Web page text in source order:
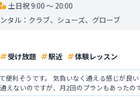
土日祝 9:00 〜 20:00
タル： クラブ、シューズ、グローブ
受け放題 駅近 体験レッスン
利そうです。 気負いなく通える感じが良
えないのですが、月2回のプランもあった